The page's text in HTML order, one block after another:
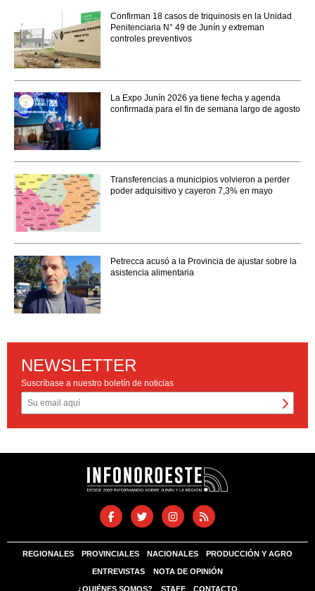
Confirman 18 casos de triquinosis en la Unidad
Penitenciaria N° 49 de Junín y extreman
controles preventivos
La Expo Junín 2026 ya tiene fecha y agenda
confirmada para el fin de semana largo de agosto
Transferencias a municipios volvieron a perder
poder adquisitivo y cayeron 7,3% en mayo
Petrecca acusó a la Provincia de ajustar sobre la
asistencia alimentaria
NEWSLETTER
Suscríbase a nuestro boletín de noticias
REGIONALES PROVINCIALES NACIONALES PRODUCCIÓN Y AGRO
ENTREVISTAS NOTA DE OPINIÓN
¿QUIÉNES SOMOS? STAFF CONTACTO